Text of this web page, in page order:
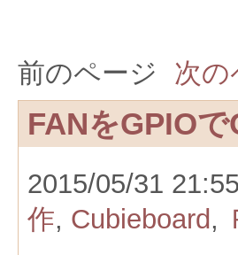
前のページ 次の
FANをGPIO
2015/05/31 21:55
作, Cubieboard ,